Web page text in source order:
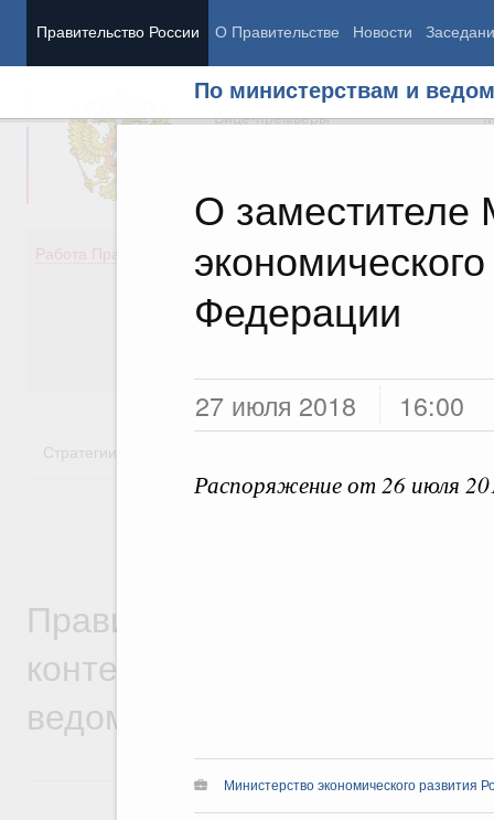
Правительство России О Правительстве Новости
По министерствам и
О заместителе
Федерации
27 июля 2018 16:00
Распоряжение от 26 июля
Министерство экономического развития
Председатель Правительства
Вице-премьеры
Работа Правительства
Демография
Здоровье
Культура
Стратегии
Правительственная
контексте работы
ведомств